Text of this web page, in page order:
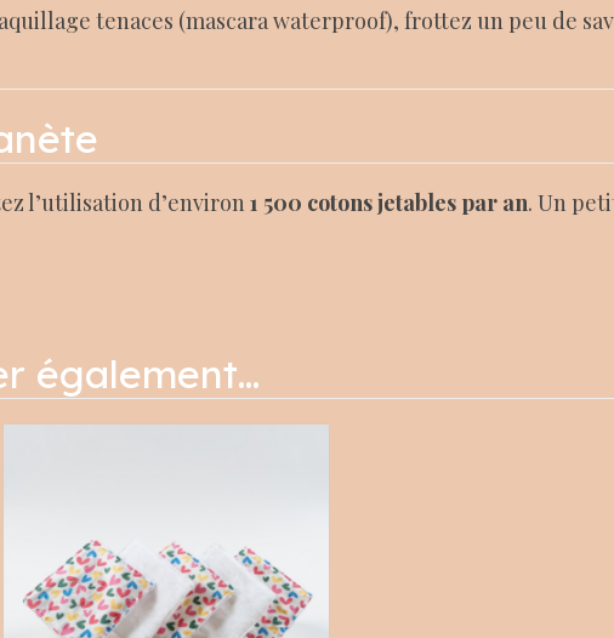
tenaces (mascara waterproof), frottez un peu de
l’utilisation d’environ 1 500 cotons jetables par an. Un
également…